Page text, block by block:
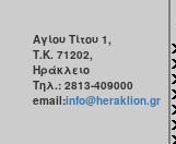
Αγίου Τίτου 1,
Τ.Κ. 71202,
Ηράκλειο
Τηλ.: 2813-409000
email:info@heraklion.gr